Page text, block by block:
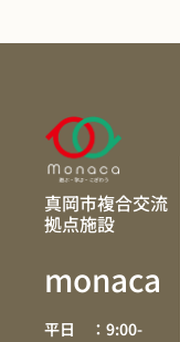
真岡市複合交流
拠点施設
monaca
平日 ：9:00-